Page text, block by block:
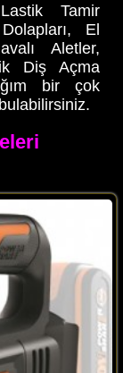
Tamir
El
Aletler,
Diş Açma
bir çok